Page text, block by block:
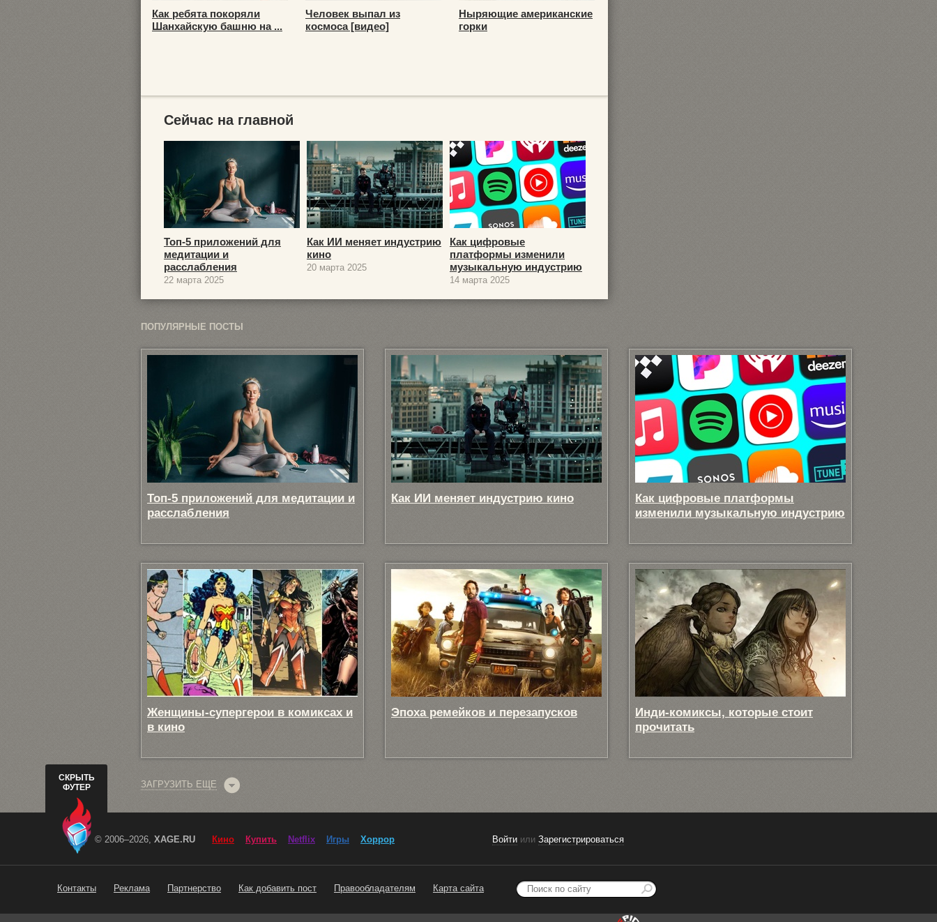
Как ребята покоряли
Шанхайскую башню на ...
Человек выпал из
космоса [видео]
Ныряющие американские
горки
Сейчас на главной
Топ-5 приложений для
медитации и
расслабления
22 марта 2025
Как ИИ меняет индустрию
кино
20 марта 2025
Как цифровые
платформы изменили
музыкальную индустрию
14 марта 2025
ПОПУЛЯРНЫЕ ПОСТЫ
Топ-5 приложений для медитации и
расслабления
Как ИИ меняет индустрию кино
Как цифровые платформы
изменили музыкальную индустрию
Женщины-супергерои в комиксах и
в кино
Эпоха ремейков и перезапусков
Инди-комиксы, которые стоит
прочитать
ЗАГРУЗИТЬ ЕЩЕ
СКРЫТЬ
ФУТЕР
© 2006–2026, XAGE.RU Кино Купить Netflix Игры Хоррор Войти или Зарегистрироваться
Контакты Реклама Партнерство Как добавить пост Правообладателям Карта сайта